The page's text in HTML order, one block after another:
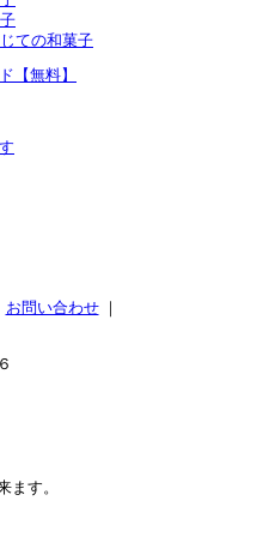
ての和菓子
【無料】
お問い合わせ｜
ます。